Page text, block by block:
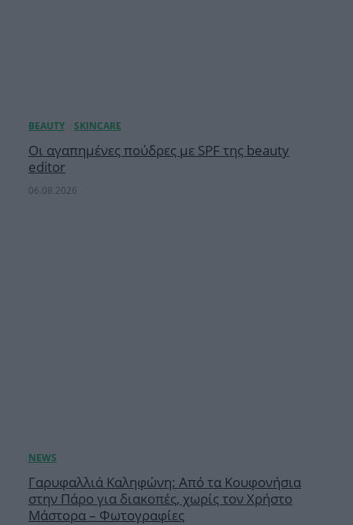
Οι αγαπημένες πούδρες με SPF της beauty
editor
06.08.2026
Γαρυφαλλιά Καληφώνη: Από τα Κουφονήσια
στην Πάρο για διακοπές, χωρίς τον Χρήστο
Μάστορα – Φωτογραφίες